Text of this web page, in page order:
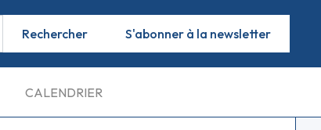
S'abonner à la newsletter
CALENDRIER